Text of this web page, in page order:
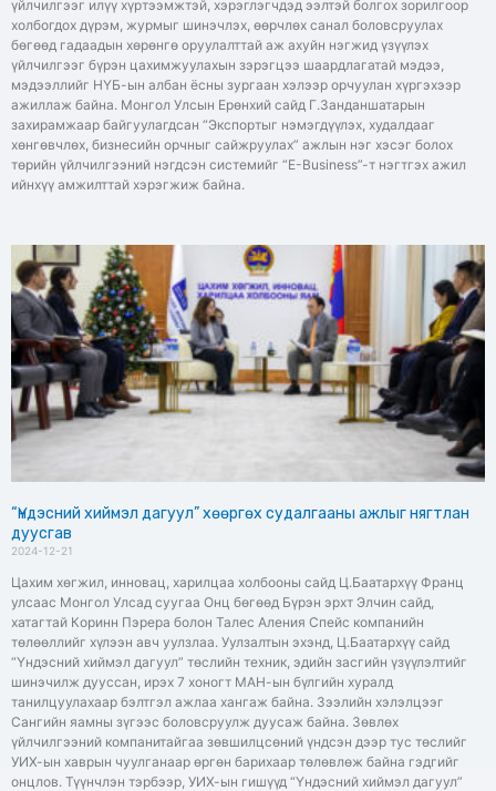
үйлчилгээг илүү хүртээмжтэй, хэрэглэгчдэд ээлтэй болгох зорилгоор
холбогдох дүрэм, журмыг шинэчлэх, өөрчлөх санал боловсруулах
бөгөөд гадаадын хөрөнгө оруулалттай аж ахуйн нэгжид үзүүлэх
үйлчилгээг бүрэн цахимжуулахын зэрэгцээ шаардлагатай мэдээ,
мэдээллийг НҮБ-ын албан ёсны зургаан хэлээр орчуулан хүргэхээр
ажиллаж байна. Монгол Улсын Ерөнхий сайд Г.Занданшатарын
захирамжаар байгуулагдсан “Экспортыг нэмэгдүүлэх, худалдааг
хөнгөвчлөх, бизнесийн орчныг сайжруулах” ажлын нэг хэсэг болох
төрийн үйлчилгээний нэгдсэн системийг “E-Business”-т нэгтгэх ажил
ийнхүү амжилттай хэрэгжиж байна.
“Үндэсний хиймэл дагуул” хөөргөх судалгааны ажлыг нягтлан
дуусгав
2024-12-21
Цахим хөгжил, инновац, харилцаа холбооны сайд Ц.Баатархүү Франц
улсаас Монгол Улсад суугаа Онц бөгөөд Бүрэн эрхт Элчин сайд,
хатагтай Коринн Пэрера болон Талес Аления Спейс компанийн
төлөөллийг хүлээн авч уулзлаа. Уулзалтын эхэнд, Ц.Баатархүү сайд
“Үндэсний хиймэл дагуул” төслийн техник, эдийн засгийн үзүүлэлтийг
шинэчилж дууссан, ирэх 7 хоногт МАН-ын бүлгийн хуралд
танилцуулахаар бэлтгэл ажлаа хангаж байна. Зээлийн хэлэлцээг
Сангийн яамны зүгээс боловсруулж дуусаж байна. Зөвлөх
үйлчилгээний компанитайгаа зөвшилцсөний үндсэн дээр тус төслийг
УИХ-ын хаврын чуулганаар өргөн барихаар төлөвлөж байна гэдгийг
онцлов. Түүнчлэн тэрбээр, УИХ-ын гишүүд “Үндэсний хиймэл дагуул”